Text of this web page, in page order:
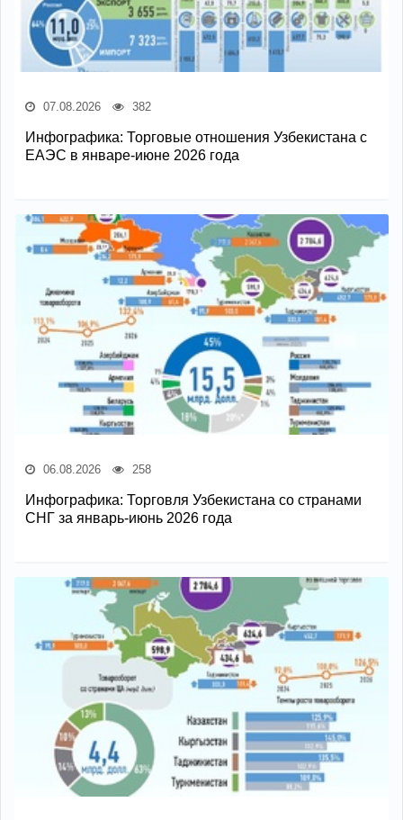
07.08.2026 382
Инфографика: Торговые отношения Узбекистана с
ЕАЭС в январе-июне 2026 года
06.08.2026 258
Инфографика: Торговля Узбекистана со странами
СНГ за январь-июнь 2026 года